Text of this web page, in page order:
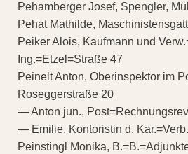
Pehamberger Josef, Spengler,
Pehat Mathilde,
Peiker Alois, Kaufmann und
Ing.=Etzel=Straße 47
Peinelt Anton, Oberinspektor im
Roseggerstraße 20
— Anton jun.,
— Emilie, Kontoristin d.
Peinstingl Monika,